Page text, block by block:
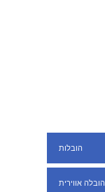
הובלות
הובלה אווירית